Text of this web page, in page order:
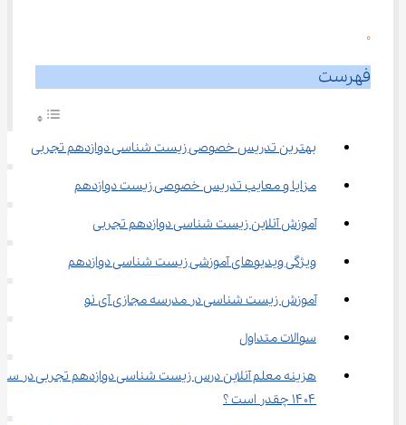
0
فهرست
بهترین تدریس خصوصی زیست شناسی دوازدهم تجربی
مزایا و معایب تدریس خصوصی زیست دوازدهم
آموزش آنلاین زیست شناسی دوازدهم تجربی
ویژگی ویدیوهای آموزشی زیست شناسی دوازدهم
آموزش زیست شناسی در مدرسه مجازی آی نو
سوالات متداول
هزینه معلم آنلاین درس زیست شناسی دوازدهم تجربی در
۱۴۰۴ چقدر است ؟